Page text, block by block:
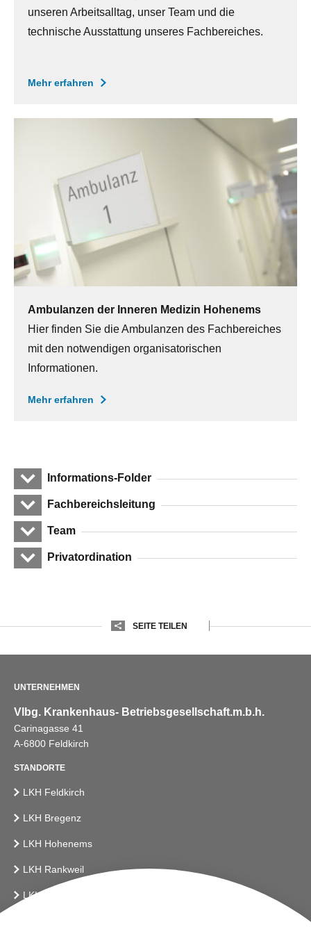
unseren Arbeitsalltag, unser Team und die
technische Ausstattung unseres Fachbereiches.
Mehr erfahren
Ambulanzen der Inneren Medizin Hohenems
Hier finden Sie die Ambulanzen des Fachbereiches
mit den notwendigen organisatorischen
Informationen.
Mehr erfahren
Informations-Folder
Fachbereichsleitung
Team
Privatordination
SEITE TEILEN
UNTERNEHMEN
Vlbg. Krankenhaus- Betriebsgesellschaft.m.b.h.
Carinagasse 41
A-6800 Feldkirch
STANDORTE
LKH Feldkirch
LKH Bregenz
LKH Hohenems
LKH Rankweil
LKH Bludenz